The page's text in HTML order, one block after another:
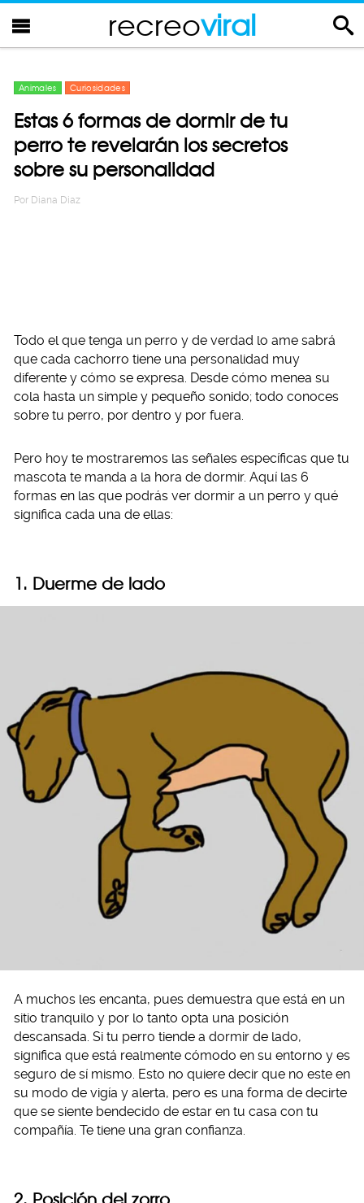
recreoviral
Animales Curiosidades
Estas 6 formas de dormir de tu
perro te revelarán los secretos
sobre su personalidad
Por Diana Diaz
Todo el que tenga un perro y de verdad lo ame sabrá
que cada cachorro tiene una personalidad muy
diferente y cómo se expresa. Desde cómo menea su
cola hasta un simple y pequeño sonido; todo conoces
sobre tu perro, por dentro y por fuera.
Pero hoy te mostraremos las señales específicas que tu
mascota te manda a la hora de dormir. Aquí las 6
formas en las que podrás ver dormir a un perro y qué
significa cada una de ellas:
1. Duerme de lado
A muchos les encanta, pues demuestra que está en un
sitio tranquilo y por lo tanto opta una posición
descansada. Si tu perro tiende a dormir de lado,
significa que está realmente cómodo en su entorno y es
seguro de sí mismo. Esto no quiere decir que no este en
su modo de vigía y alerta, pero es una forma de decirte
que se siente bendecido de estar en tu casa con tu
compañía. Te tiene una gran confianza.